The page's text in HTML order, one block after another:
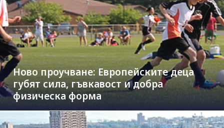
Ново проучване: Европейските деца
губят сила, гъвкавост и добра
физическа форма